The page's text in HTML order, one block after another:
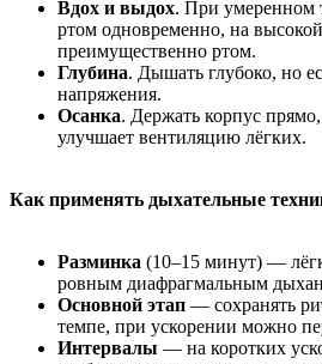
Вдох и выдох. При умеренном
ртом одновременно, на
преимущественно ртом.
Глубина. Дышать глубоко, но
напряжения.
Осанка. Держать корпус
улучшает вентиляцию лёгких.
Как применять дыхательные
Разминка (10–15 минут) —
ровным диафрагмальным
Основной этап — сохранять
темпе, при ускорении можно
Интервалы — на коротких